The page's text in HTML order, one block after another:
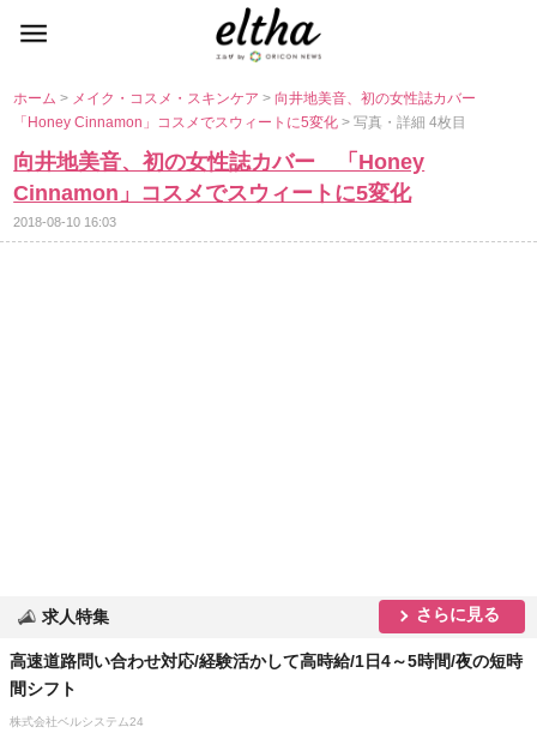
ホーム> メイク・コスメ・スキンケア>向井地美音、初の女性誌カバー
「Honey Cinnamon」コスメでスウィートに5変化> 写真・詳細 4枚目
向井地美音、初の女性誌カバー 「Honey
Cinnamon」コスメでスウィートに5変化
2018-08-10 16:03
求人特集 さらに見る
高速道路問い合わせ対応/経験活かして高時給/1日4～5時間/夜の短時
間シフト
株式会社ベルシステム24